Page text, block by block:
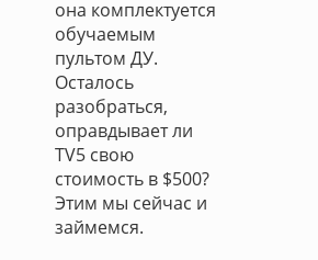
она комплектуется
обучаемым
пультом ДУ.
Осталось
разобраться,
оправдывает ли
TV5 свою
стоимость в $500?
Этим мы сейчас и
займемся.